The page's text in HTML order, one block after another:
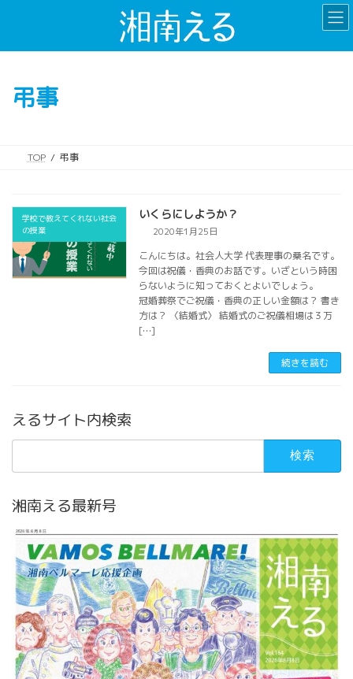
弔事
TOP 弔事
学校で教えてくれない社会
の授業
いくらにしようか？
2020年1月25日
こんにちは。社会人大学 代表理事の桑名です。
今回は祝儀・香典のお話です。いざという時困
らないように知っておくとよいでしょう。
冠婚葬祭でご祝儀・香典の正しい金額は？ 書き
方は？ 〈結婚式〉 結婚式のご祝儀相場は３万
[…]
続きを読む
えるサイト内検索
検
湘南える最新号